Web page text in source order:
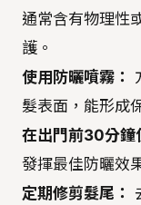
通常含有物理性
護。
使用防曬噴霧：
髮表面，能形成
在出門前30分鐘
發揮最佳防曬效
定期修剪髮尾：